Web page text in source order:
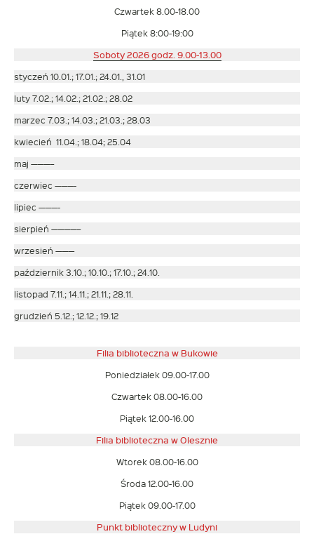
Czwartek 8.00-18.00
Piątek 8:00-19:00
Soboty 2026 godz. 9.00-13.00
styczeń 10.01.; 17.01.; 24.01., 31.01
luty 7.02.; 14.02.; 21.02.; 28.02
marzec 7.03.; 14.03.; 21.03.; 28.03
kwiecień 11.04.; 18.04; 25.04
maj ———–
czerwiec ———-
lipiec ———-
sierpień ————–
wrzesień ———
październik 3.10.; 10.10.; 17.10.; 24.10.
listopad 7.11.; 14.11.; 21.11.; 28.11.
grudzień 5.12.; 12.12.; 19.12
Filia biblioteczna w Bukowie
Poniedziałek 09.00-17.00
Czwartek 08.00-16.00
Piątek 12.00-16.00
Filia biblioteczna w Olesznie
Wtorek 08.00-16.00
Środa 12.00-16.00
Piątek 09.00-17.00
Punkt biblioteczny w Ludyni